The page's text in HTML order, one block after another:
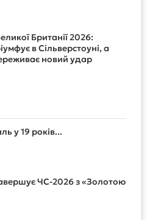
Британії 2026:
в Сільверстоуні, а
новий удар
у 19 років...
ЧС-2026 з «Золотою